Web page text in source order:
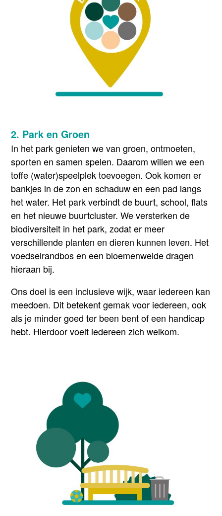
2. Park en Groen
In het park genieten we van groen, ontmoeten,
sporten en samen spelen. Daarom willen we een
toffe (water)speelplek toevoegen. Ook komen er
bankjes in de zon en schaduw en een pad langs
het water. Het park verbindt de buurt, school, flats
en het nieuwe buurtcluster. We versterken de
biodiversiteit in het park, zodat er meer
verschillende planten en dieren kunnen leven. Het
voedselrandbos en een bloemenweide dragen
hieraan bij.
Ons doel is een inclusieve wijk, waar iedereen kan
meedoen. Dit betekent gemak voor iedereen, ook
als je minder goed ter been bent of een handicap
hebt. Hierdoor voelt iedereen zich welkom.